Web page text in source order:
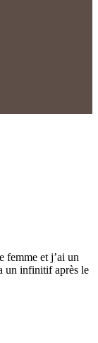
femme et j’ai un
un infinitif après le